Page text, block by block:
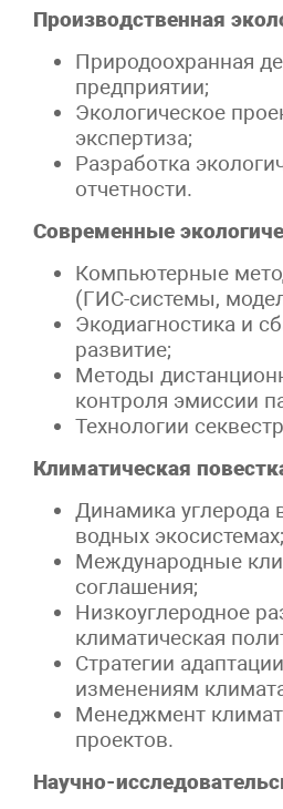
Производственная
Природоохранная
предприятии;
Экологическое
экспертиза;
Разработка
отчетности.
Современные
Компьютерные
(ГИС-системы,
Экодиагностика и
развитие;
Методы
контроля эмиссии
Технологии
Климатическая
Динамика углерода
водных экосистемах;
Международные
соглашения;
Низкоуглеродное
климатическая
Стратегии
изменениям
Менеджмент
проектов.
Научно-